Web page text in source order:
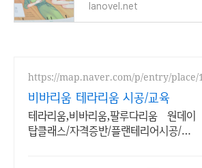
lanovel.net
https://map.naver.com/p/entry/place/
비바리움 테라리움 시공/교육
테라리움,비바리움,팔루다리움 원데이
탑클래스/자격증반/플랜테리어시공/출